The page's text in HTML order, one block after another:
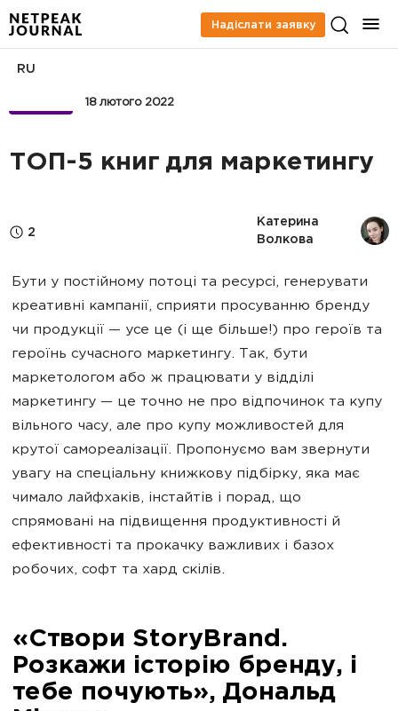
Надіслати заявку
18 лютого 2022
RU
ТОП-5 книг для маркетингу
2
Катерина
Волкова
Бути у постійному потоці та ресурсі, генерувати
креативні кампанії, сприяти просуванню бренду
чи продукції — усе це (і ще більше!) про героїв та
героїнь сучасного маркетингу. Так, бути
маркетологом або ж працювати у відділі
маркетингу — це точно не про відпочинок та купу
вільного часу, але про купу можливостей для
крутої самореалізації. Пропонуємо вам звернути
увагу на спеціальну книжкову підбірку, яка має
чимало лайфхаків, інстайтів і порад, що
спрямовані на підвищення продуктивності й
ефективності та прокачку важливих і базох
робочих, софт та хард скілів.
«Створи StoryBrand.
Розкажи історію бренду, і
тебе почують», Дональд